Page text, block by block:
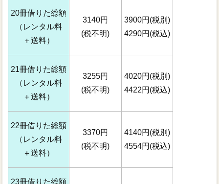
20冊借りた総額
（レンタル料
＋送料）
3140円
(税不明)
3900円(税別)
4290円(税込)
21冊借りた総額
（レンタル料
＋送料）
3255円
(税不明)
4020円(税別)
4422円(税込)
22冊借りた総額
（レンタル料
＋送料）
3370円
(税不明)
4140円(税別)
4554円(税込)
23冊借りた総額